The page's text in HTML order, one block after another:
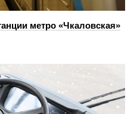
метро «Чкаловская»